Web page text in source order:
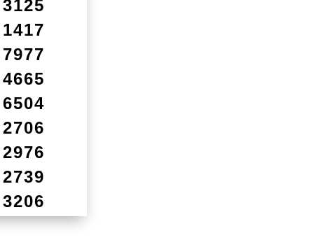
3125
1417
7977
4665
6504
2706
2976
2739
3206